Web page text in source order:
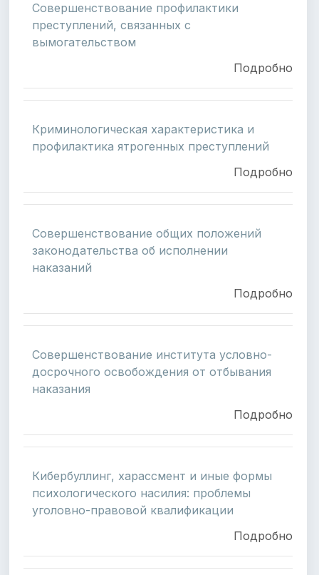
Совершенствование профилактики
преступлений, связанных с
вымогательством
Подробно
Криминологическая характеристика и
профилактика ятрогенных преступлений
Подробно
Совершенствование общих положений
законодательства об исполнении
наказаний
Подробно
Совершенствование института условно-
досрочного освобождения от отбывания
наказания
Подробно
Кибербуллинг, харассмент и иные формы
психологического насилия: проблемы
уголовно-правовой квалификации
Подробно